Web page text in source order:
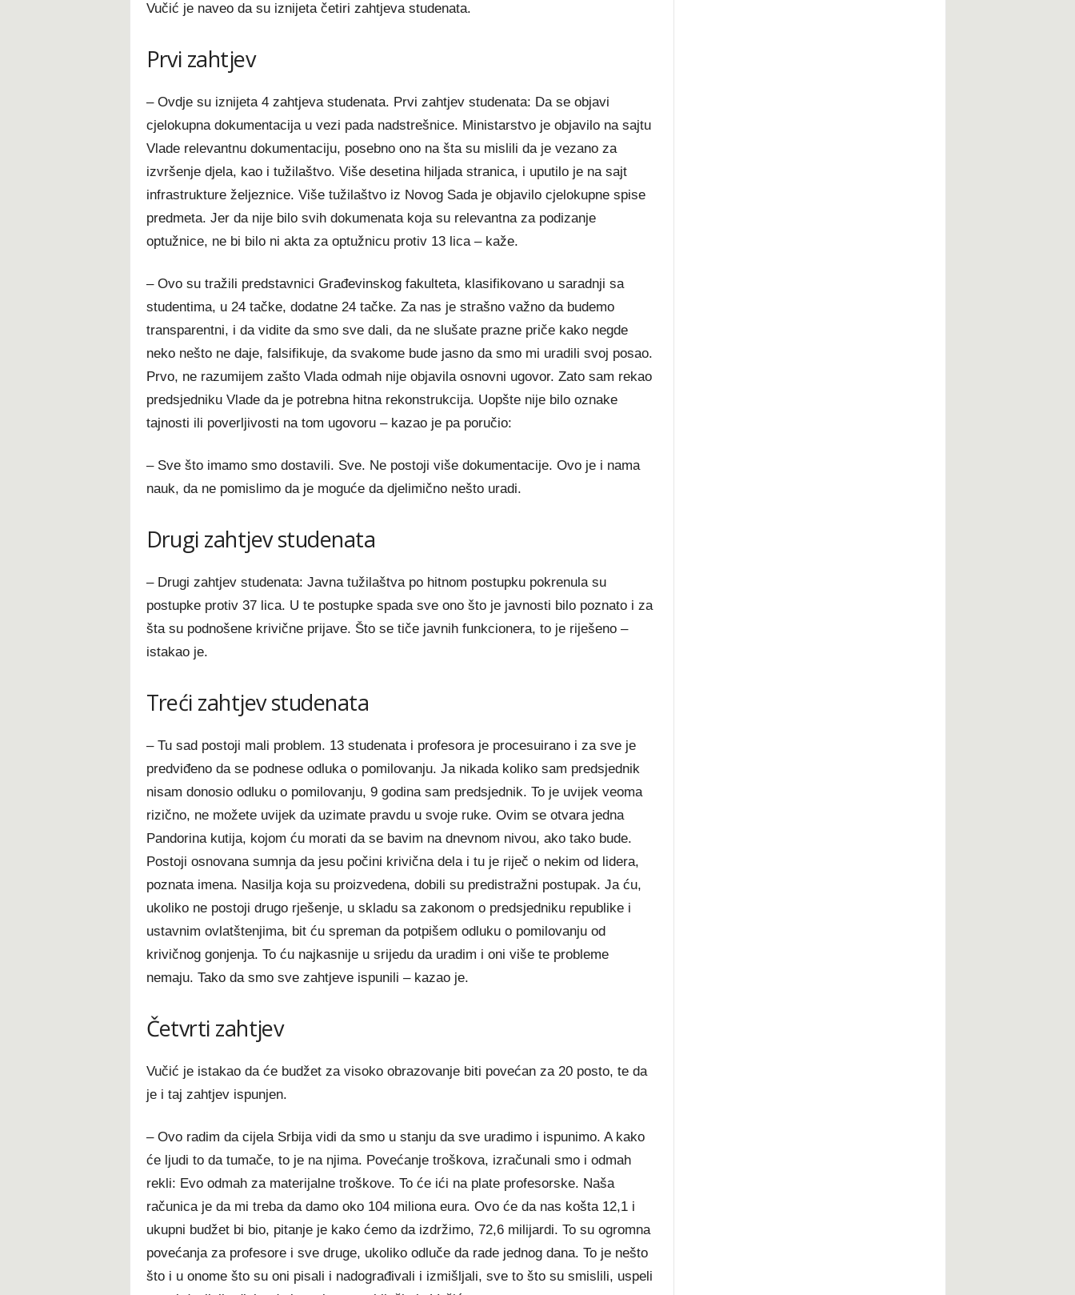
Vučić je naveo da su iznijeta četiri zahtjeva studenata.
Prvi zahtjev
– Ovdje su iznijeta 4 zahtjeva studenata. Prvi zahtjev studenata: Da se objavi
cjelokupna dokumentacija u vezi pada nadstrešnice. Ministarstvo je objavilo na sajtu
Vlade relevantnu dokumentaciju, posebno ono na šta su mislili da je vezano za
izvršenje djela, kao i tužilaštvo. Više desetina hiljada stranica, i uputilo je na sajt
infrastrukture željeznice. Više tužilaštvo iz Novog Sada je objavilo cjelokupne spise
predmeta. Jer da nije bilo svih dokumenata koja su relevantna za podizanje
optužnice, ne bi bilo ni akta za optužnicu protiv 13 lica – kaže.
– Ovo su tražili predstavnici Građevinskog fakulteta, klasifikovano u saradnji sa
studentima, u 24 tačke, dodatne 24 tačke. Za nas je strašno važno da budemo
transparentni, i da vidite da smo sve dali, da ne slušate prazne priče kako negde
neko nešto ne daje, falsifikuje, da svakome bude jasno da smo mi uradili svoj posao.
Prvo, ne razumijem zašto Vlada odmah nije objavila osnovni ugovor. Zato sam rekao
predsjedniku Vlade da je potrebna hitna rekonstrukcija. Uopšte nije bilo oznake
tajnosti ili poverljivosti na tom ugovoru – kazao je pa poručio:
– Sve što imamo smo dostavili. Sve. Ne postoji više dokumentacije. Ovo je i nama
nauk, da ne pomislimo da je moguće da djelimično nešto uradi.
Drugi zahtjev studenata
– Drugi zahtjev studenata: Javna tužilaštva po hitnom postupku pokrenula su
postupke protiv 37 lica. U te postupke spada sve ono što je javnosti bilo poznato i za
šta su podnošene krivične prijave. Što se tiče javnih funkcionera, to je riješeno –
istakao je.
Treći zahtjev studenata
– Tu sad postoji mali problem. 13 studenata i profesora je procesuirano i za sve je
predviđeno da se podnese odluka o pomilovanju. Ja nikada koliko sam predsjednik
nisam donosio odluku o pomilovanju, 9 godina sam predsjednik. To je uvijek veoma
rizično, ne možete uvijek da uzimate pravdu u svoje ruke. Ovim se otvara jedna
Pandorina kutija, kojom ću morati da se bavim na dnevnom nivou, ako tako bude.
Postoji osnovana sumnja da jesu počini krivična dela i tu je riječ o nekim od lidera,
poznata imena. Nasilja koja su proizvedena, dobili su predistražni postupak. Ja ću,
ukoliko ne postoji drugo rješenje, u skladu sa zakonom o predsjedniku republike i
ustavnim ovlatštenjima, bit ću spreman da potpišem odluku o pomilovanju od
krivičnog gonjenja. To ću najkasnije u srijedu da uradim i oni više te probleme
nemaju. Tako da smo sve zahtjeve ispunili – kazao je.
Četvrti zahtjev
Vučić je istakao da će budžet za visoko obrazovanje biti povećan za 20 posto, te da
je i taj zahtjev ispunjen.
– Ovo radim da cijela Srbija vidi da smo u stanju da sve uradimo i ispunimo. A kako
će ljudi to da tumače, to je na njima. Povećanje troškova, izračunali smo i odmah
rekli: Evo odmah za materijalne troškove. To će ići na plate profesorske. Naša
računica je da mi treba da damo oko 104 miliona eura. Ovo će da nas košta 12,1 i
ukupni budžet bi bio, pitanje je kako ćemo da izdržimo, 72,6 milijardi. To su ogromna
povećanja za profesore i sve druge, ukoliko odluče da rade jednog dana. To je nešto
što i u onome što su oni pisali i nadograđivali i izmišljali, sve to što su smislili, uspeli